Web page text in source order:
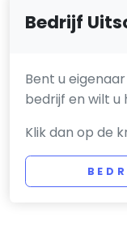
Bedrijf
Bent u
bedrijf en wilt u
Klik dan op de